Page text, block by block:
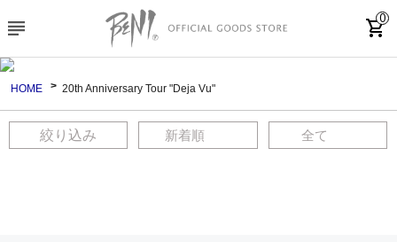
subject shopping_cart
0
HOME 20th Anniversary Tour "Deja Vu"
絞り込み